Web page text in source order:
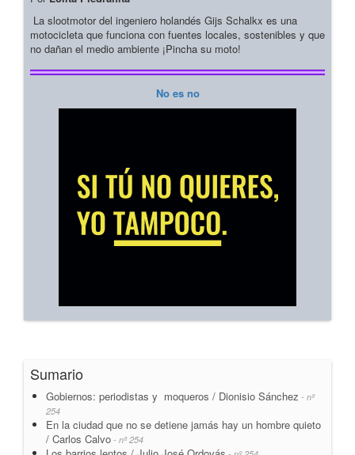
La slootmotor del ingeniero holandés Gijs Schalkx es una
motocicleta que funciona con fuentes locales, sostenibles y que
no dañan el medio ambiente ¡Pincha su moto!
No es no
Sumario
Gobiernos: periodistas y moqueros / Dionisio Sánchez - nº
254
En la ciudad que no se detiene jamás hay un hombre quieto
/ Carlos Calvo - nº 254